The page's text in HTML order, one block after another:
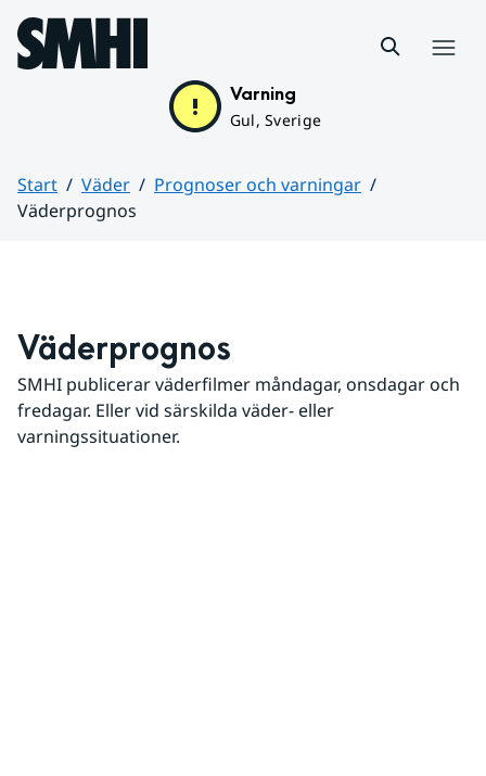
Hoppa till sidans innehåll
Varning
Gul, Sverige
Start Väder
Prognoser och varningar
Väderprognos
Väderprognos
SMHI publicerar väderfilmer måndagar, onsdagar och
fredagar. Eller vid särskilda väder- eller
varningssituationer.